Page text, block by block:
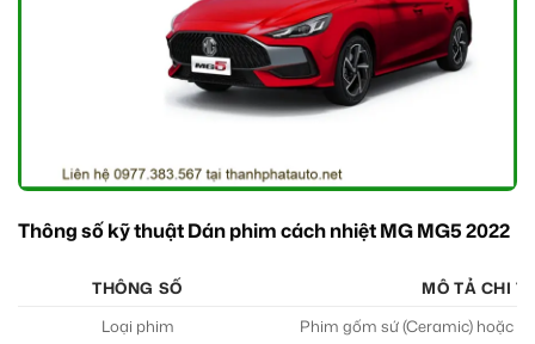
Thông số kỹ thuật Dán phim cách nhiệt MG MG5 2022
THÔNG SỐ
MÔ TẢ CHI
Loại phim
Phim gốm sứ (Ceramic) hoặc